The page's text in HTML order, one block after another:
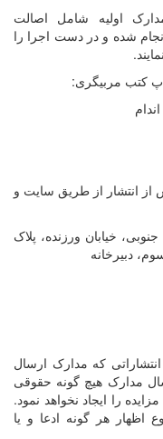
اولیه شامل اصالت
شده و در دست اجرا را
کتب مربیگری:
7 روز کاری پس از انتشار از طریق سایت و
خیابان ورزنده، پلاک
که مدارک ارسال
مدارک هیچ گونه حقوقی
را ایجاد نخواهد نمود.
هر گونه ادعا و یا